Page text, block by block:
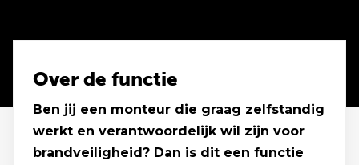
Over de functie
Ben jij een monteur die graag zelfstandig
werkt en verantwoordelijk wil zijn voor
brandveiligheid? Dan is dit een functie